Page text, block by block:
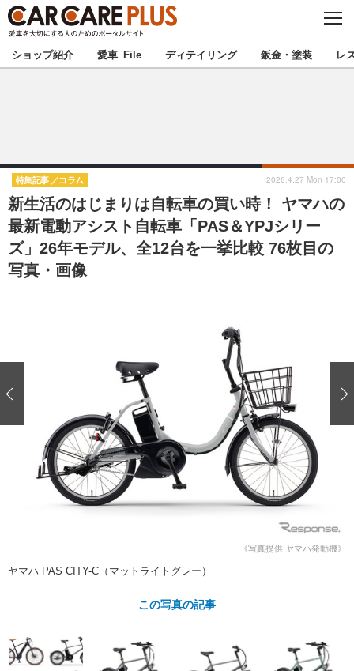
C
S
E
★カーケアプラス認定★ 厳選プロショップを地域から探す
甲信越 北陸
東海 関西
中国 四国
ショップレポート
ストップ！不具合修理＆粗悪修理
鈑金・塗装
ディテイリング
洗車
ヘッドライト磨き コーティング
フィルム・ラッピング
小キズ直し 防錆
特集記事
ストップ 不具合修理＆粗悪修理
カーメーカー「旧車」関連プロジェ
クト
コラム
ショップ紹介
ショップレポート プロショップ検索
レストア
コラム
インタビュー
ショップ紹介 愛車 File ディテイリング 鈑金・塗装 レ
新生活のはじまりは自転車の買い時！ ヤマハの
最新電動アシスト自転車「PAS＆YPJシリー
ズ」26年モデル、全12台を一挙比較 76枚目の
写真・画像
特集記事 コラム 2026.4.27 Mon 17:00
《写真提供 ヤマハ発動機》
ヤマハ PAS CITY-C（マットライトグレー）
この写真の記事